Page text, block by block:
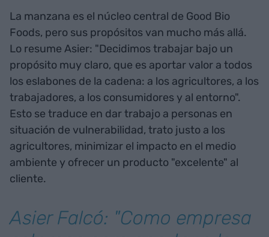
La manzana es el núcleo central de Good Bio
Foods, pero sus propósitos van mucho más allá.
Lo resume Asier: "Decidimos trabajar bajo un
propósito muy claro, que es aportar valor a todos
los eslabones de la cadena: a los agricultores, a los
trabajadores, a los consumidores y al entorno".
Esto se traduce en dar trabajo a personas en
situación de vulnerabilidad, trato justo a los
agricultores, minimizar el impacto en el medio
ambiente y ofrecer un producto "excelente" al
cliente.
Asier Falcó: "Como empresa